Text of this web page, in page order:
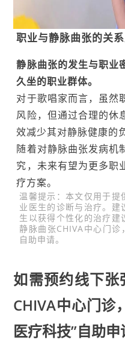
职业与静脉曲张的关
静脉曲张的发生与职业
久坐的职业群体。
对于歌唱家而言，虽然
风险，但通过合理的休
效减少其对静脉健康的
随着对静脉曲张发病机
究，未来有望为更多职
疗方案。
温馨提示：本文仅用于提
业医生的诊断与治疗。建
生以获得个性化的治疗建
静脉曲张CHIVA中心门诊
自助申请。
如需预约线下
CHIVA中心门诊
医疗科技”自助申